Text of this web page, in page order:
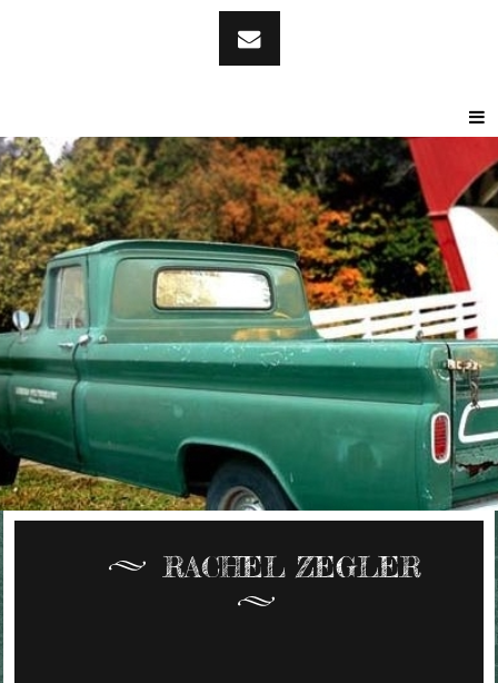
RACHEL ZEGLER